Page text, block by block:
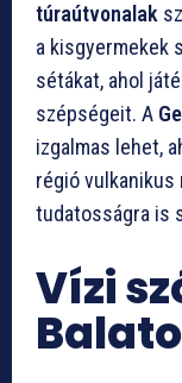
túraútvonalak
a kisgyermekek
sétákat, ahol
szépségeit. A
izgalmas lehet,
régió vulkanikus
tudatosságra is
Vízi